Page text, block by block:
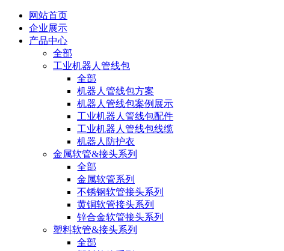
网站首页
企业展示
产品中心
全部
工业机器人管线包
全部
机器人管线包方案
机器人管线包案例展示
工业机器人管线包配件
工业机器人管线包线缆
机器人防护衣
金属软管&接头系列
全部
金属软管系列
不锈钢软管接头系列
黄铜软管接头系列
锌合金软管接头系列
塑料软管&接头系列
全部